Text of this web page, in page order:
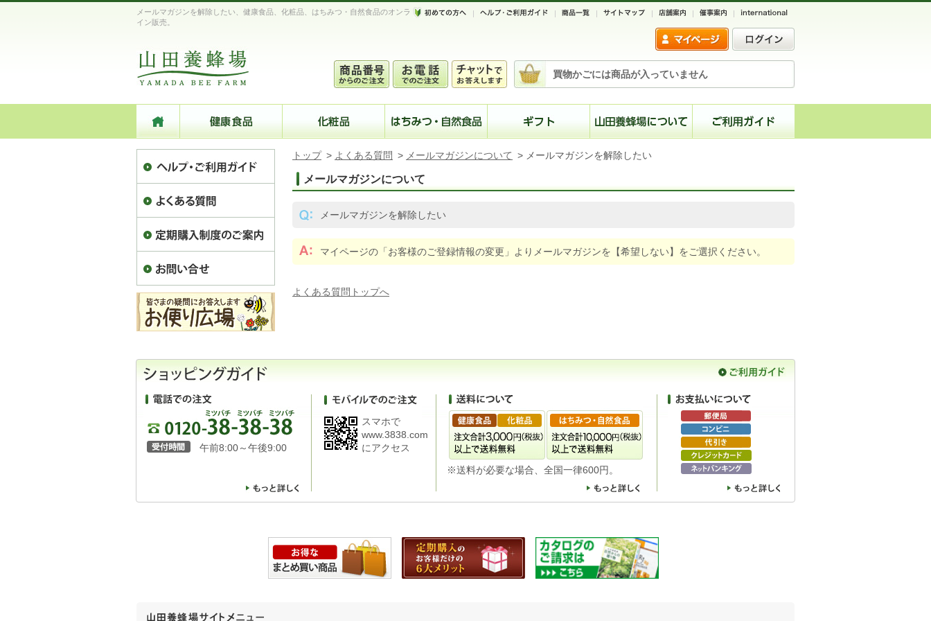
メールマガジンを解除したい、健康食品、化粧品、はちみつ・自然食品のオンラ
イン販売。
買物かごには商品が入っていません
トップ > よくある質問 > メールマガジンについて > メールマガジンを解除したい
メールマガジンについて
メールマガジンを解除したい
マイページの「お客様のご登録情報の変更」よりメールマガジンを【希望しない】をご選択ください。
よくある質問トップへ
午前8:00～午後9:00
スマホで
www.3838.com
にアクセス
※送料が必要な場合、全国一律600円。